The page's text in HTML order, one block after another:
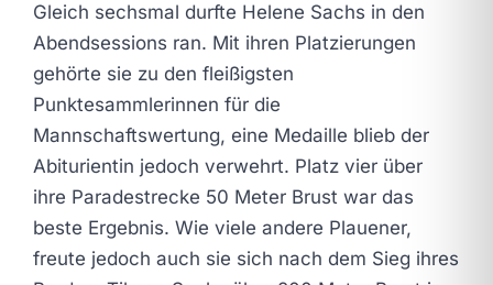
Gleich sechsmal durfte Helene Sachs in den
Abendsessions ran. Mit ihren Platzierungen
gehörte sie zu den fleißigsten
Punktesammlerinnen für die
Mannschaftswertung, eine Medaille blieb der
Abiturientin jedoch verwehrt. Platz vier über
ihre Paradestrecke 50 Meter Brust war das
beste Ergebnis. Wie viele andere Plauener,
freute jedoch auch sie sich nach dem Sieg ihres